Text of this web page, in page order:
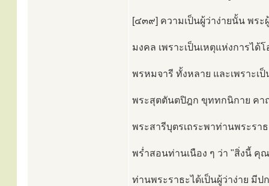
[๔๓๙] ความเป็นผู้ว่าง่ายนั้น พระ
มงคล เพราะเป็นเหตุแห่งการไ
พรหมจารี ทั้งหลาย และเพราะเ
พระสุตตันตปิฎก ขุททกนิกาย คา
พระสารีบุตรเถระพาท่านพระรา
พร่ำสอนท่านเนือง ๆ ว่า "สิ่งนี้ คุ
ท่านพระราธะได้เป็นผู้ว่าง่าย มีป